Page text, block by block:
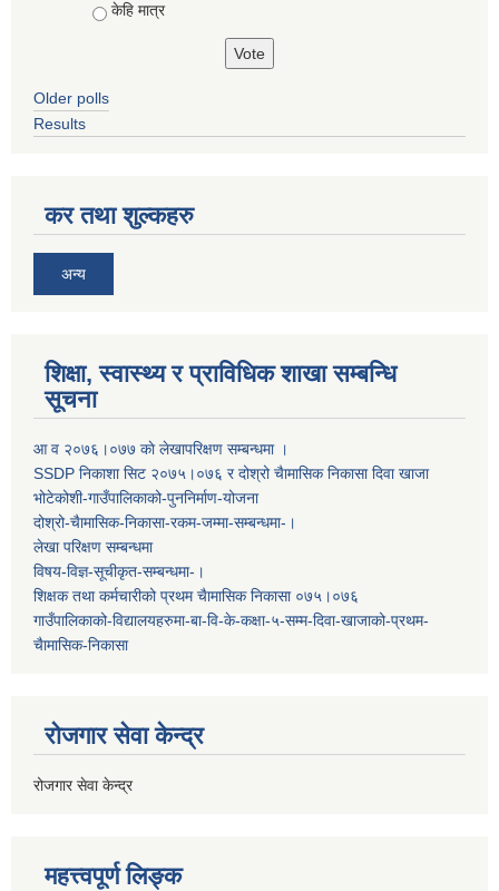
केहि मात्र
Older polls
Results
कर तथा शुल्कहरु
अन्य
शिक्षा, स्वास्थ्य र प्राविधिक शाखा सम्बन्धि
सूचना
आ व २०७६।०७७ काे लेखापरिक्षण सम्बन्धमा ।
SSDP निकाशा सिट २०७५।०७६ र दोश्रो चैामासिक निकासा दिवा खाजा
भोटेकोशी-गाउँपालिकाको-पुननिर्माण-योजना
दोश्रो-चैामासिक-निकासा-रकम-जम्मा-सम्बन्धमा-।
लेखा परिक्षण सम्बन्धमा
विषय-विज्ञ-सूचीकृत-सम्बन्धमा-।
शिक्षक तथा कर्मचारीको प्रथम च‌ैामासिक निकासा ०७५।०७६
गाउँपालिकाको-विद्यालयहरुमा-बा-वि-के-कक्षा-५-सम्म-दिवा-खाजाको-प्रथम-
चैामासिक-निकासा
रोजगार सेवा केन्द्र
रोजगार सेवा केन्द्र
महत्त्वपूर्ण लिङ्क